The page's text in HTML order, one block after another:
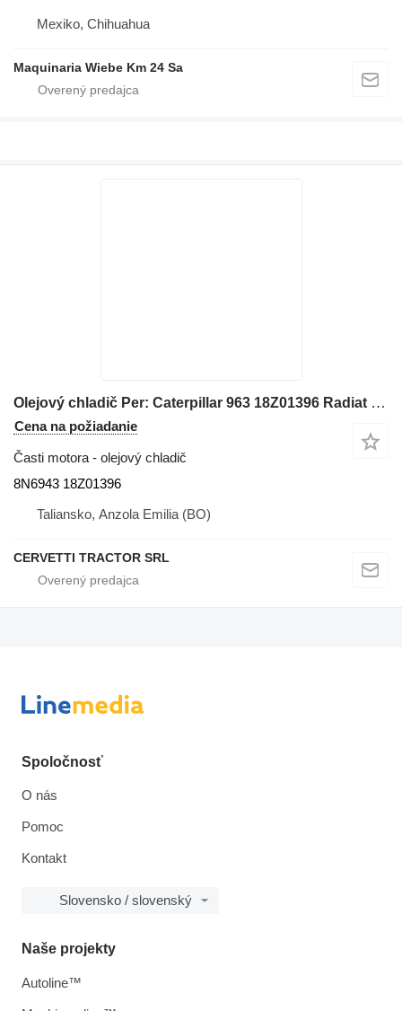
Mexiko, Chihuahua
Maquinaria Wiebe Km 24 Sa
Olejový chladič Per: Caterpillar 963 18Z01396 Radiat 8N6943 na pásového nakladača Caterpillar 963
Cena na požiadanie
Časti motora - olejový chladič
8N6943 18Z01396
Taliansko, Anzola Emilia (BO)
CERVETTI TRACTOR SRL
Spoločnosť
O nás
Pomoc
Kontakt
Slovensko / slovenský
Naše projekty
Autoline™